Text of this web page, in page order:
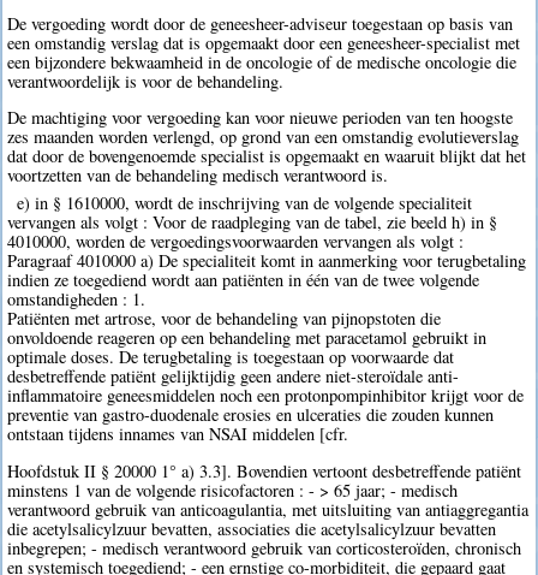
De vergoeding wordt door de geneesheer-adviseur toegestaan op basis van
een omstandig verslag dat is opgemaakt door een geneesheer-specialist met
een bijzondere bekwaamheid in de oncologie of de medische oncologie die
verantwoordelijk is voor de behandeling.
De machtiging voor vergoeding kan voor nieuwe perioden van ten hoogste
zes maanden worden verlengd, op grond van een omstandig evolutieverslag
dat door de bovengenoemde specialist is opgemaakt en waaruit blijkt dat het
voortzetten van de behandeling medisch verantwoord is.
e) in § 1610000, wordt de inschrijving van de volgende specialiteit
vervangen als volgt : Voor de raadpleging van de tabel, zie beeld h) in §
4010000, worden de vergoedingsvoorwaarden vervangen als volgt :
Paragraaf 4010000 a) De specialiteit komt in aanmerking voor terugbetaling
indien ze toegediend wordt aan patiënten in één van de twee volgende
omstandigheden : 1.
Patiënten met artrose, voor de behandeling van pijnopstoten die
onvoldoende reageren op een behandeling met paracetamol gebruikt in
optimale doses. De terugbetaling is toegestaan op voorwaarde dat
desbetreffende patiënt gelijktijdig geen andere niet-steroïdale anti-
inflammatoire geneesmiddelen noch een protonpompinhibitor krijgt voor de
preventie van gastro-duodenale erosies en ulceraties die zouden kunnen
ontstaan tijdens innames van NSAI middelen [cfr.
Hoofdstuk II § 20000 1° a) 3.3]. Bovendien vertoont desbetreffende patiënt
minstens 1 van de volgende risicofactoren : - > 65 jaar; - medisch
verantwoord gebruik van anticoagulantia, met uitsluiting van antiaggregantia
die acetylsalicylzuur bevatten, associaties die acetylsalicylzuur bevatten
inbegrepen; - medisch verantwoord gebruik van corticosteroïden, chronisch
en systemisch toegediend; - een ernstige co-morbiditeit, die gepaard gaat